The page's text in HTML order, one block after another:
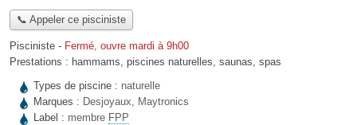
📞 Appeler ce pisciniste
Pisciniste - Fermé, ouvre mardi à 9h00
Prestations : hammams, piscines naturelles, saunas, spas
Types de piscine : naturelle
Marques : Desjoyaux, Maytronics
Label : membre FPP